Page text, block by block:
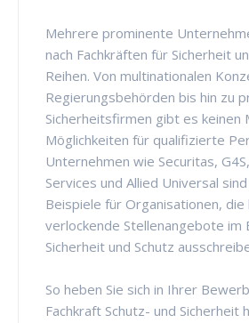
Mehrere prominente
nach Fachkräften für Sicherheit
Reihen. Von multinationalen
Regierungsbehörden bis hin zu
Sicherheitsfirmen gibt es keinen
Möglichkeiten für qualifizierte
Unternehmen wie Securitas,
Services und Allied Universal
Beispiele für Organisationen, die
verlockende Stellenangebote im
Sicherheit und Schutz
So heben Sie sich in Ihrer
Fachkraft Schutz- und Sicherheit